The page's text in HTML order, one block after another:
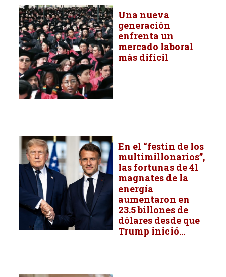
Una nueva
generación
enfrenta un
mercado laboral
más difícil
En el “festín de los
multimillonarios”,
las fortunas de 41
magnates de la
energía
aumentaron en
23.5 billones de
dólares desde que
Trump inició...